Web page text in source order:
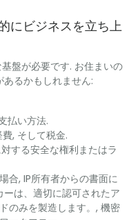
にビジネスを立ち上
盤が必要です. お住まいの
るかもしれません:
払い方法.
, そして税金.
する安全な権利またはラ
合, IP所有者からの書面に
は、適切に認可されたア
のみを製造します。, 機密